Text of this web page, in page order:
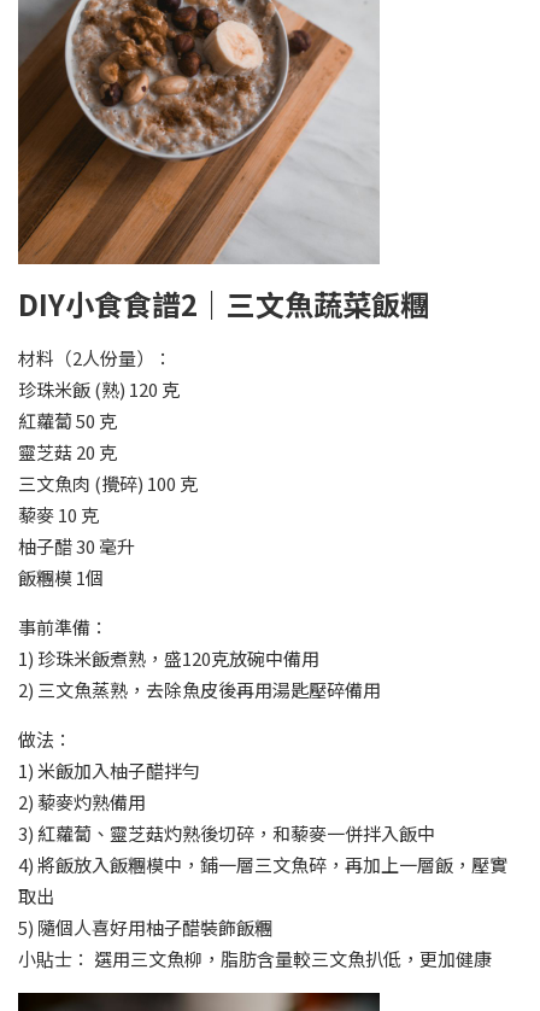
DIY小食食譜2｜三文魚蔬菜飯糰
材料（2人份量）：
珍珠米飯 (熟) 120 克
紅蘿蔔 50 克
靈芝菇 20 克
三文魚肉 (攪碎) 100 克
藜麥 10 克
柚子醋 30 毫升
飯糰模 1個
事前準備：
1) 珍珠米飯煮熟，盛120克放碗中備用
2) 三文魚蒸熟，去除魚皮後再用湯匙壓碎備用
做法：
1) 米飯加入柚子醋拌勻
2) 藜麥灼熟備用
3) 紅蘿蔔、靈芝菇灼熟後切碎，和藜麥一併拌入飯中
4) 將飯放入飯糰模中，鋪一層三文魚碎，再加上一層飯，壓實
取出
5) 隨個人喜好用柚子醋裝飾飯糰
小貼士： 選用三文魚柳，脂肪含量較三文魚扒低，更加健康